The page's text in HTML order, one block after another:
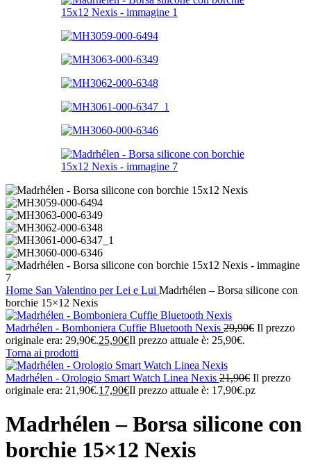
Home San Valentino per Lei e Lui Madrhélen – Borsa silicone con
borchie 15×12 Nexis
Madrhélen - Bomboniera Cuffie Bluetooth Nexis 29,90€ Il prezzo
originale era: 29,90€.25,90€Il prezzo attuale è: 25,90€.
Torna ai prodotti
Madrhélen - Orologio Smart Watch Linea Nexis 21,90€ Il prezzo
originale era: 21,90€.17,90€Il prezzo attuale è: 17,90€.pz
Madrhélen – Borsa silicone con
borchie 15×12 Nexis